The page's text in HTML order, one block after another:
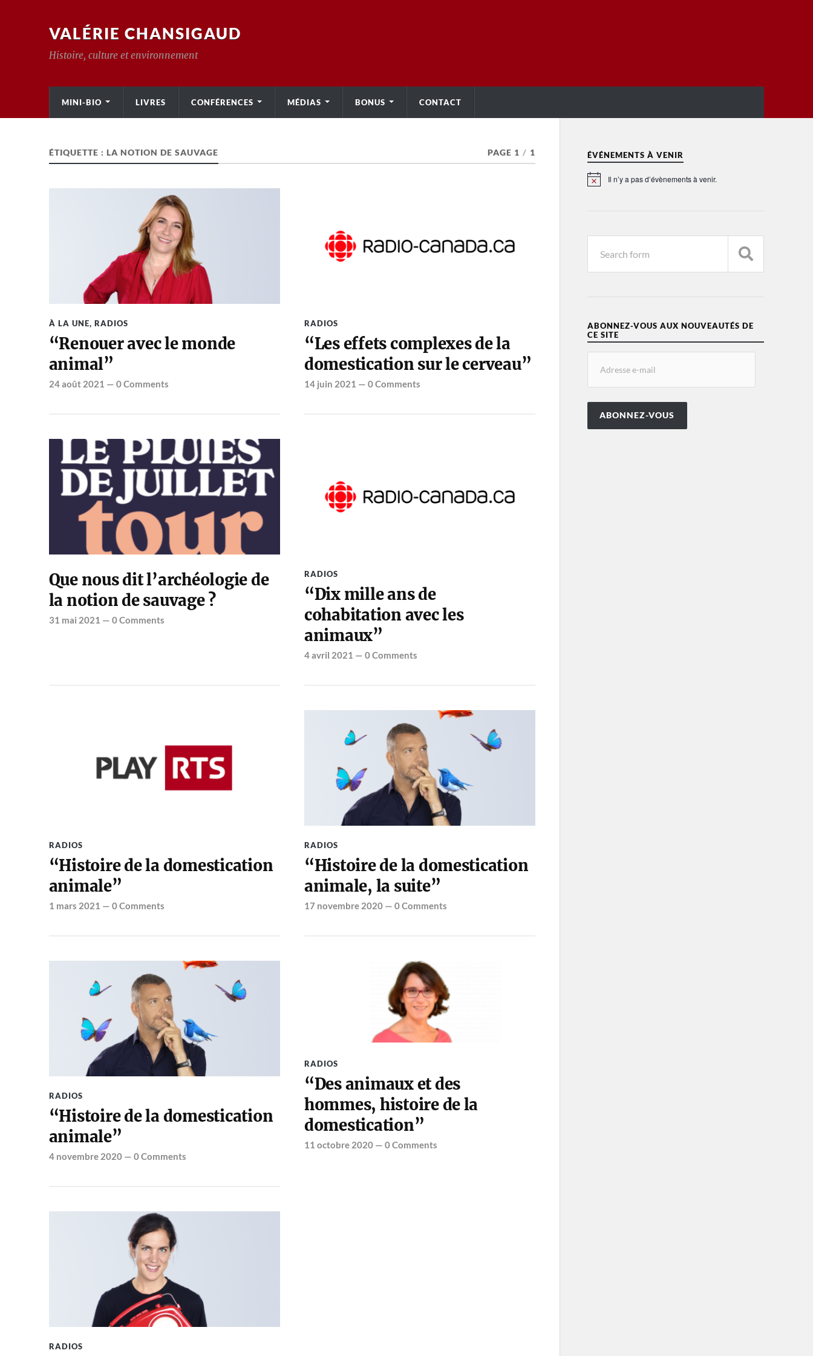
VALÉRIE CHANSIGAUD
Histoire, culture et environnement
MINI-BIO LIVRES CONFÉRENCES MÉDIAS BONUS CONTACT
ÉTIQUETTE : LA NOTION DE SAUVAGE PAGE 1 / 1
À LA UNE, RADIOS
“Renouer avec le monde
animal”
24 août 2021 — 0 Comments
RADIOS
“Les effets complexes de la
domestication sur le cerveau”
14 juin 2021 — 0 Comments
Que nous dit l’archéologie de
la notion de sauvage ?
31 mai 2021 — 0 Comments
RADIOS
“Dix mille ans de
cohabitation avec les
animaux”
4 avril 2021 — 0 Comments
RADIOS
“Histoire de la domestication
animale”
1 mars 2021 — 0 Comments
RADIOS
“Histoire de la domestication
animale, la suite”
17 novembre 2020— 0 Comments
RADIOS
“Histoire de la domestication
animale”
4 novembre 2020— 0 Comments
RADIOS
“Des animaux et des
hommes, histoire de la
domestication”
11 octobre 2020— 0 Comments
RADIOS
ÉVÉNEMENTS À VENIR
Notice Il n’y a pas d’évènements à venir.
ABONNEZ-VOUS AUX NOUVEAUTÉS DE
CE SITE
ABONNEZ-VOUS